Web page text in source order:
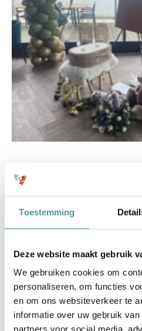
Toestemming
Deze website maakt gebruik
We gebruiken cookies om
personaliseren, om functies
en om ons websiteverkeer te
informatie over uw gebruik
partners voor social media,
Onze rots in de branding
10 mei 2024, de dag waarop wij